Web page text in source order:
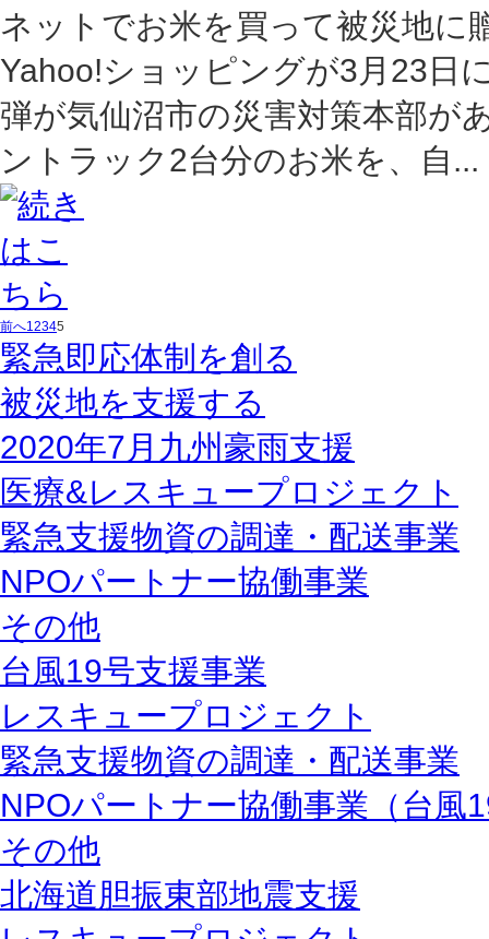
ネットでお米を買って被災地に
Yahoo!ショッピングが3月23日
弾が気仙沼市の災害対策本部が
ントラック2台分のお米を、自...
前へ12345
緊急即応体制を創る
被災地を支援する
2020年7月九州豪雨支援
医療&レスキュープロジェクト
緊急支援物資の調達・配送事業
NPOパートナー協働事業
その他
台風19号支援事業
レスキュープロジェクト
緊急支援物資の調達・配送事業
NPOパートナー協働事業（台風
その他
北海道胆振東部地震支援